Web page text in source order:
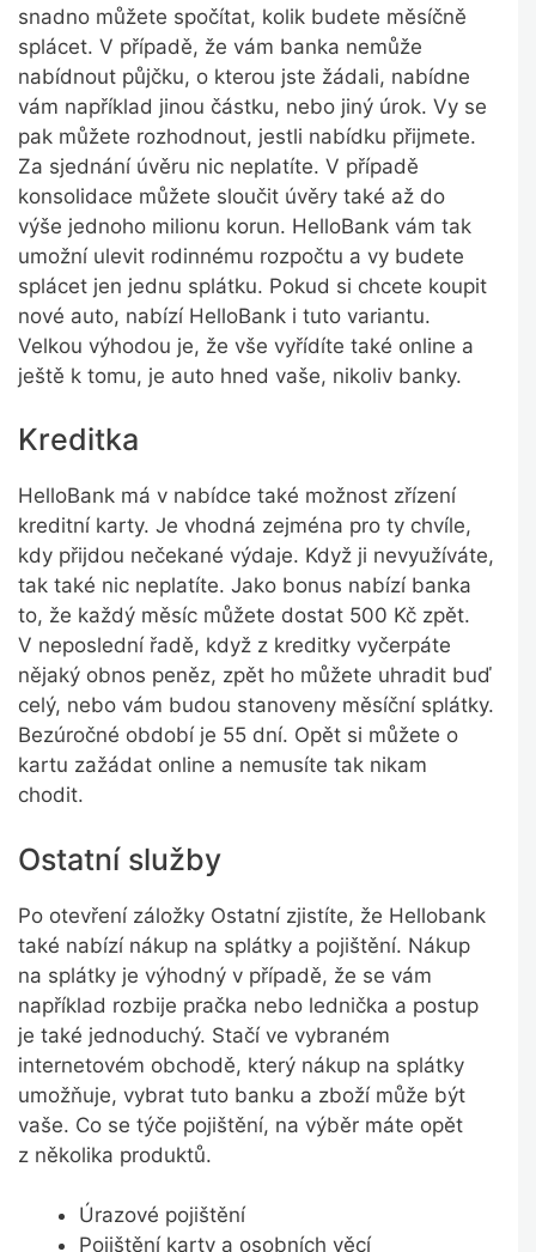
snadno můžete spočítat, kolik budete měsíčně
splácet. V případě, že vám banka nemůže
nabídnout půjčku, o kterou jste žádali, nabídne
vám například jinou částku, nebo jiný úrok. Vy se
pak můžete rozhodnout, jestli nabídku přijmete.
Za sjednání úvěru nic neplatíte. V případě
konsolidace můžete sloučit úvěry také až do
výše jednoho milionu korun. HelloBank vám tak
umožní ulevit rodinnému rozpočtu a vy budete
splácet jen jednu splátku. Pokud si chcete koupit
nové auto, nabízí HelloBank i tuto variantu.
Velkou výhodou je, že vše vyřídíte také online a
ještě k tomu, je auto hned vaše, nikoliv banky.
Kreditka
HelloBank má v nabídce také možnost zřízení
kreditní karty. Je vhodná zejména pro ty chvíle,
kdy přijdou nečekané výdaje. Když ji nevyužíváte,
tak také nic neplatíte. Jako bonus nabízí banka
to, že každý měsíc můžete dostat 500 Kč zpět.
V neposlední řadě, když z kreditky vyčerpáte
nějaký obnos peněz, zpět ho můžete uhradit buď
celý, nebo vám budou stanoveny měsíční splátky.
Bezúročné období je 55 dní. Opět si můžete o
kartu zažádat online a nemusíte tak nikam
chodit.
Ostatní služby
Po otevření záložky Ostatní zjistíte, že Hellobank
také nabízí nákup na splátky a pojištění. Nákup
na splátky je výhodný v případě, že se vám
například rozbije pračka nebo lednička a postup
je také jednoduchý. Stačí ve vybraném
internetovém obchodě, který nákup na splátky
umožňuje, vybrat tuto banku a zboží může být
vaše. Co se týče pojištění, na výběr máte opět
z několika produktů.
Úrazové pojištění
Pojištění karty a osobních věcí